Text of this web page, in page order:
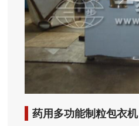
药用多功能制粒包衣机